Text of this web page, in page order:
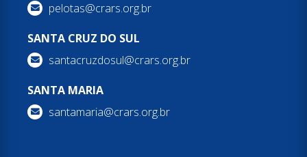
pelotas@crars.org.br
SANTA CRUZ DO SUL
santacruzdosul@crars.org.br
SANTA MARIA
santamaria@crars.org.br